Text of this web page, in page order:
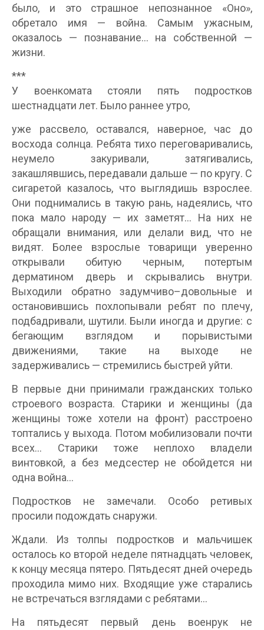
было, и это страшное непознанное «Оно»,
обретало имя — война. Самым ужасным,
оказалось — познавание… на собственной —
жизни.
***
У военкомата стояли пять подростков
шестнадцати лет. Было раннее утро,
уже рассвело, оставался, наверное, час до
восхода солнца. Ребята тихо переговаривались,
неумело закуривали, затягивались,
закашлявшись, передавали дальше — по кругу. С
сигаретой казалось, что выглядишь взрослее.
Они поднимались в такую рань, надеялись, что
пока мало народу — их заметят… На них не
обращали внимания, или делали вид, что не
видят. Более взрослые товарищи уверенно
открывали обитую черным, потертым
дерматином дверь и скрывались внутри.
Выходили обратно задумчиво–довольные и
остановившись похлопывали ребят по плечу,
подбадривали, шутили. Были иногда и другие: с
бегающим взглядом и порывистыми
движениями, такие на выходе не
задерживались — стремились быстрей уйти.
В первые дни принимали гражданских только
строевого возраста. Старики и женщины (да
женщины тоже хотели на фронт) расстроено
топтались у выхода. Потом мобилизовали почти
всех… Старики тоже неплохо владели
винтовкой, а без медсестер не обойдется ни
одна война…
Подростков не замечали. Особо ретивых
просили подождать снаружи.
Ждали. Из толпы подростков и мальчишек
осталось ко второй неделе пятнадцать человек,
к концу месяца пятеро. Пятьдесят дней очередь
проходила мимо них. Входящие уже старались
не встречаться взглядами с ребятами…
На пятьдесят первый день военрук не